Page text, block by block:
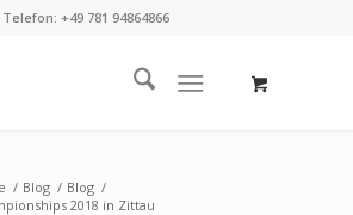
Telefon: +49 781 94864866
/ Blog / Blog /
2018 in Zittau